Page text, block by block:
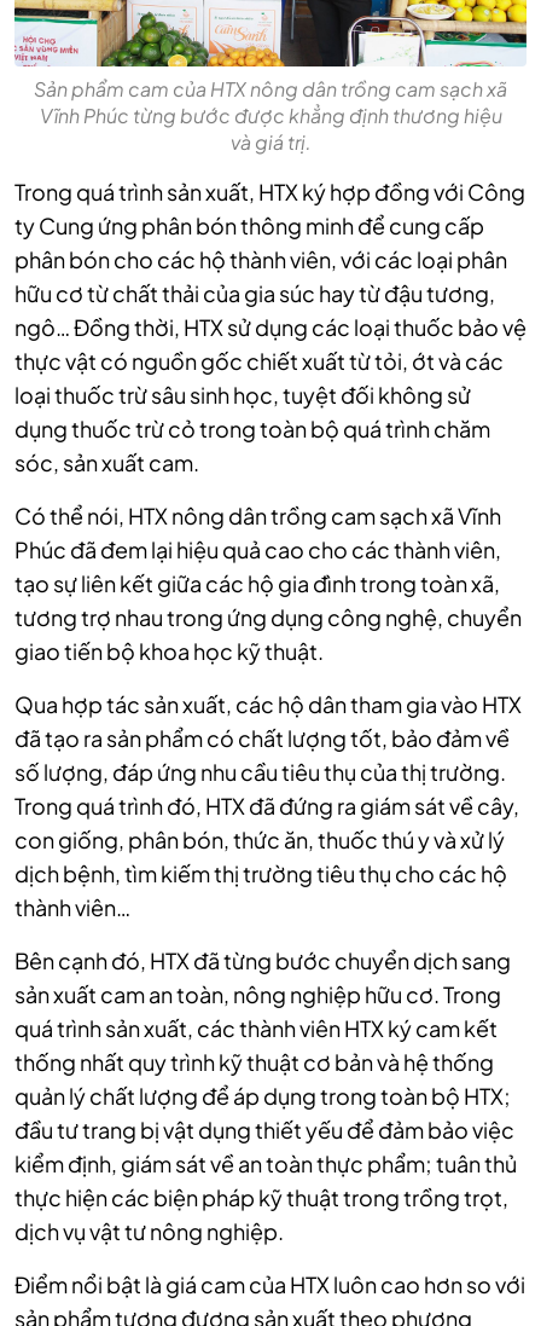
Sản phẩm cam của HTX nông dân trồng cam sạch xã
Vĩnh Phúc từng bước được khẳng định thương hiệu
và giá trị.
Trong quá trình sản xuất, HTX ký hợp đồng với Công
ty Cung ứng phân bón thông minh để cung cấp
phân bón cho các hộ thành viên, với các loại phân
hữu cơ từ chất thải của gia súc hay từ đậu tương,
ngô… Đồng thời, HTX sử dụng các loại thuốc bảo vệ
thực vật có nguồn gốc chiết xuất từ tỏi, ớt và các
loại thuốc trừ sâu sinh học, tuyệt đối không sử
dụng thuốc trừ cỏ trong toàn bộ quá trình chăm
sóc, sản xuất cam.
Có thể nói, HTX nông dân trồng cam sạch xã Vĩnh
Phúc đã đem lại hiệu quả cao cho các thành viên,
tạo sự liên kết giữa các hộ gia đình trong toàn xã,
tương trợ nhau trong ứng dụng công nghệ, chuyển
giao tiến bộ khoa học kỹ thuật.
Qua hợp tác sản xuất, các hộ dân tham gia vào HTX
đã tạo ra sản phẩm có chất lượng tốt, bảo đảm về
số lượng, đáp ứng nhu cầu tiêu thụ của thị trường.
Trong quá trình đó, HTX đã đứng ra giám sát về cây,
con giống, phân bón, thức ăn, thuốc thú y và xử lý
dịch bệnh, tìm kiếm thị trường tiêu thụ cho các hộ
thành viên…
Bên cạnh đó, HTX đã từng bước chuyển dịch sang
sản xuất cam an toàn, nông nghiệp hữu cơ. Trong
quá trình sản xuất, các thành viên HTX ký cam kết
thống nhất quy trình kỹ thuật cơ bản và hệ thống
quản lý chất lượng để áp dụng trong toàn bộ HTX;
đầu tư trang bị vật dụng thiết yếu để đảm bảo việc
kiểm định, giám sát về an toàn thực phẩm; tuân thủ
thực hiện các biện pháp kỹ thuật trong trồng trọt,
dịch vụ vật tư nông nghiệp.
Điểm nổi bật là giá cam của HTX luôn cao hơn so với
sản phẩm tương đương sản xuất theo phương